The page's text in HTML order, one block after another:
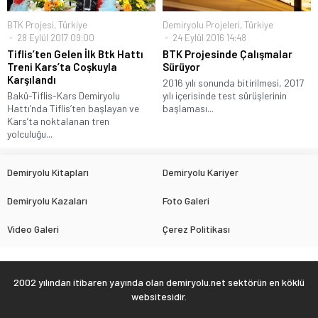
BTK Projesi, Türkiye
28 Eylül 2017 09:00
Tiflis’ten Gelen İlk Btk Hattı
Treni Kars’ta Coşkuyla
Karşılandı
Bakü-Tiflis-Kars Demiryolu
Hattı’nda Tiflis’ten başlayan ve
Kars’ta noktalanan tren
yolculuğu...
Demiryolu Projeleri, Türkiye
24 Eylül 2016 14:48
BTK Projesinde Çalışmalar
Sürüyor
2016 yılı sonunda bitirilmesi, 2017
yılı içerisinde test sürüşlerinin
başlaması...
Demiryolu Kitapları Demiryolu Kariyer
Demiryolu Kazaları Foto Galeri
Video Galeri Çerez Politikası
2002 yılından itibaren yayında olan demiryolu.net sektörün en köklü
websitesidir.